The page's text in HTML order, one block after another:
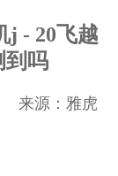
j - 20飞越
到吗
来源：雅虎